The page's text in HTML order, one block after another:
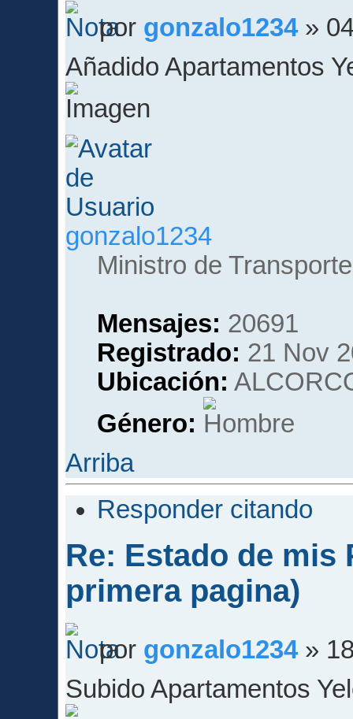
por gonzalo1234»
Añadido Apartamentos
gonzalo1234
Ministro de Transporte
Mensajes: 20691
Registrado: 21 Nov
Ubicación:
Género:
Arriba
Responder citando
Re: Estado de mis
primera pagina)
por gonzalo1234»
Subido Apartamentos